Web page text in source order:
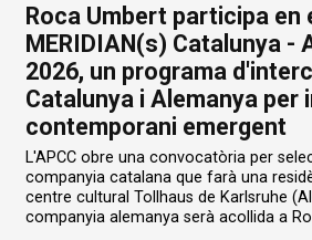
Roca Umbert participa en
MERIDIAN(s) Catalunya -
2026, un programa
Catalunya i Alemanya per
contemporani emergent
L'APCC obre una convocatòria per
companyia catalana que farà una
centre cultural Tollhaus de Karlsruhe
companyia alemanya serà acollida a